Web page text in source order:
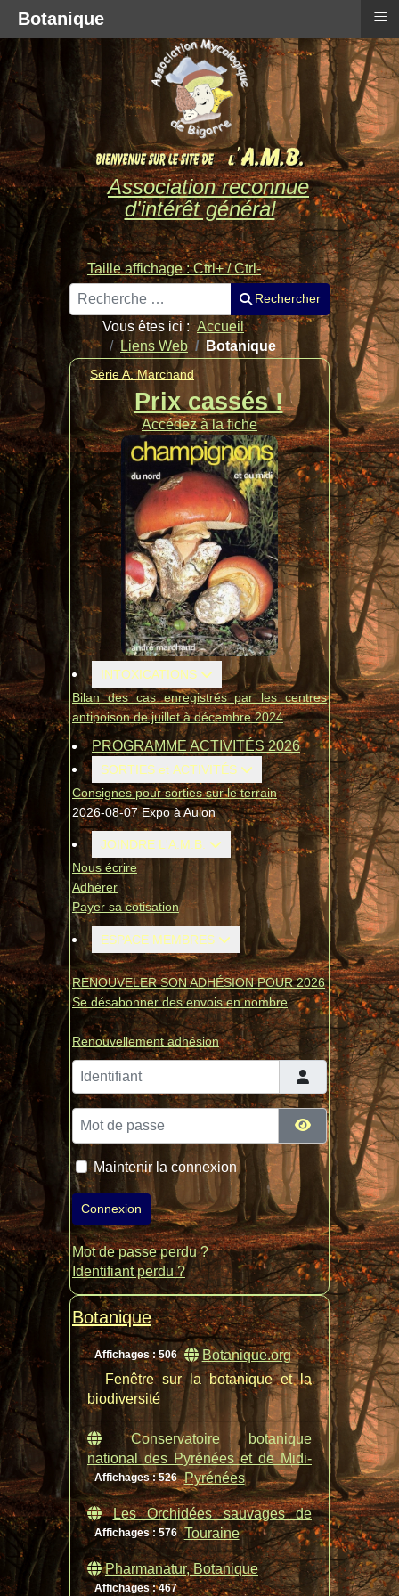
Association reconnue
d'intérêt général
Taille affichage : Ctrl+ / Ctrl-
Rechercher
Rechercher
Vous êtes ici :Accueil
Liens Web
Botanique
Série A. Marchand
Prix cassés !
Accédez à la fiche
INTOXICATIONS
Bilan des cas enregistrés par les centres
antipoison de juillet à décembre 2024
PROGRAMME ACTIVITÉS 2026
SORTIES et ACTIVITÉS
Consignes pour sorties sur le terrain
2026-08-07 Expo à Aulon
JOINDRE L'A.M.B.
Nous écrire
Adhérer
Payer sa cotisation
ESPACE MEMBRES
RENOUVELER SON ADHÉSION POUR 2026
Se désabonner des envois en nombre
Renouvellement adhésion
Identifiant
Mot de passe
Afficher le
Maintenir la connexion
Connexion
Mot de passe perdu ?
Identifiant perdu ?
Botanique
Botanique.org
Affichages : 506
Fenêtre sur la botanique et la
biodiversité
Conservatoire botanique
national des Pyrénées et de Midi-
Pyrénées
Affichages : 526
Les Orchidées sauvages de
Touraine
Affichages : 576
Pharmanatur, Botanique
Affichages : 467
Botanique ≡